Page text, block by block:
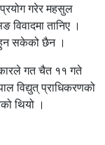
गरेर महसुल
तानिए ।
हुन सकेको छैन ।
गत चैत ११ गते
विद्युत् प्राधिकरणको
थियो ।